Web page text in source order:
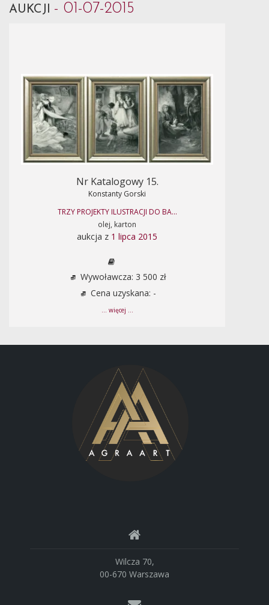
AUKCJI - 01-07-2015
Nr Katalogowy 15.
Konstanty Gorski
TRZY PROJEKTY ILUSTRACJI DO BA...
olej, karton
aukcja z 1 lipca 2015
Wywoławcza: 3 500 zł
Cena uzyskana: -
... więcej ...
Wilcza 70,
00-670 Warszawa